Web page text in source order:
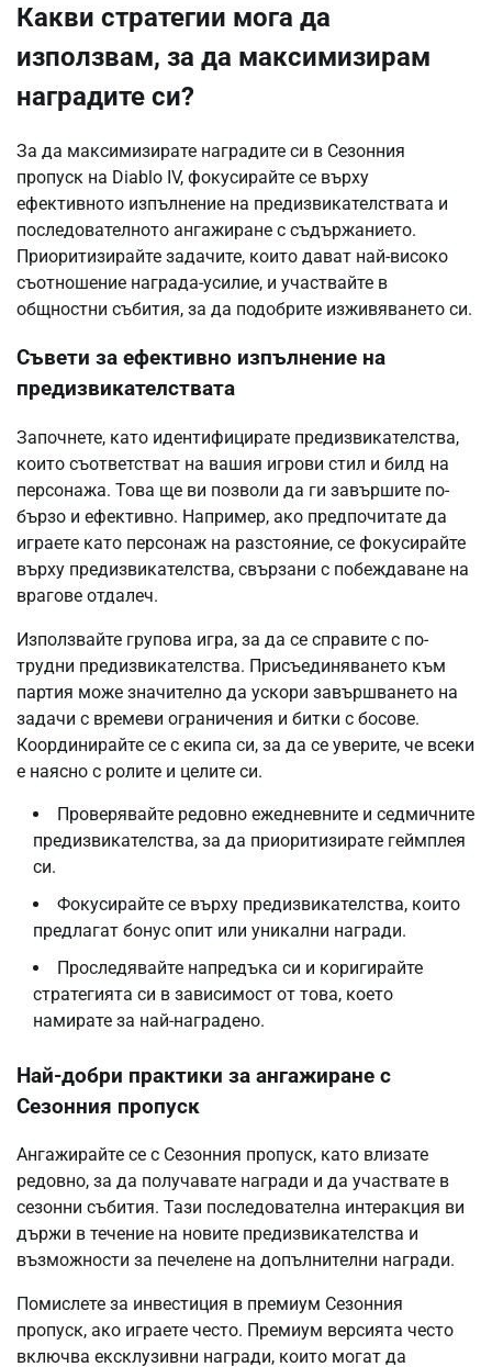
Какви стратегии мога да
използвам, за да максимизирам
наградите си?
За да максимизирате наградите си в Сезонния
пропуск на Diablo IV, фокусирайте се върху
ефективното изпълнение на предизвикателствата и
последователното ангажиране с съдържанието.
Приоритизирайте задачите, които дават най-високо
съотношение награда-усилие, и участвайте в
общностни събития, за да подобрите изживяването си.
Съвети за ефективно изпълнение на
предизвикателствата
Започнете, като идентифицирате предизвикателства,
които съответстват на вашия игрови стил и билд на
персонажа. Това ще ви позволи да ги завършите по-
бързо и ефективно. Например, ако предпочитате да
играете като персонаж на разстояние, се фокусирайте
върху предизвикателства, свързани с побеждаване на
врагове отдалеч.
Използвайте групова игра, за да се справите с по-
трудни предизвикателства. Присъединяването към
партия може значително да ускори завършването на
задачи с времеви ограничения и битки с босове.
Координирайте се с екипа си, за да се уверите, че всеки
е наясно с ролите и целите си.
Проверявайте редовно ежедневните и седмичните
предизвикателства, за да приоритизирате геймплея
си.
Фокусирайте се върху предизвикателства, които
предлагат бонус опит или уникални награди.
Проследявайте напредъка си и коригирайте
стратегията си в зависимост от това, което
намирате за най-наградено.
Най-добри практики за ангажиране с
Сезонния пропуск
Ангажирайте се с Сезонния пропуск, като влизате
редовно, за да получавате награди и да участвате в
сезонни събития. Тази последователна интеракция ви
държи в течение на новите предизвикателства и
възможности за печелене на допълнителни награди.
Помислете за инвестиция в премиум Сезонния
пропуск, ако играете често. Премиум версията често
включва ексклузивни награди, които могат да